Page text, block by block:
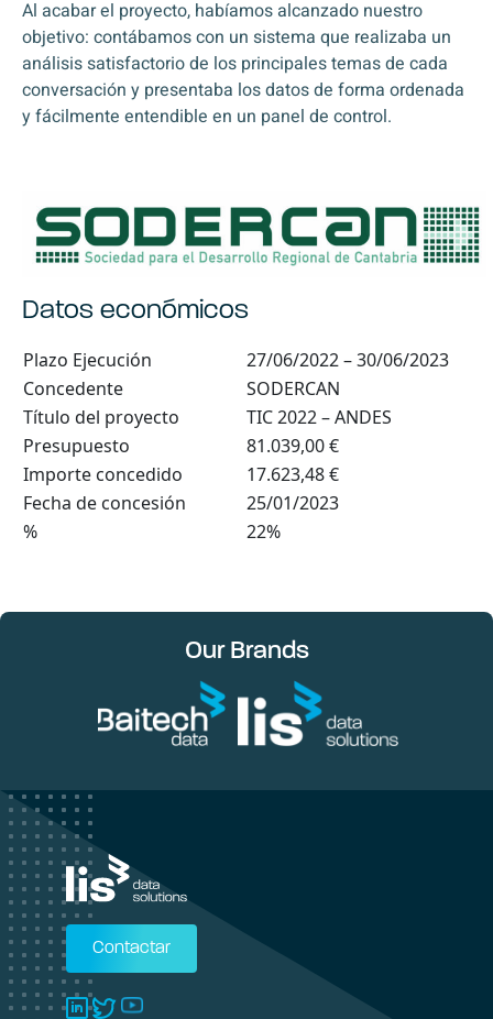
Al acabar el proyecto, habíamos alcanzado nuestro
objetivo: contábamos con un sistema que realizaba un
análisis satisfactorio de los principales temas de cada
conversación y presentaba los datos de forma ordenada
y fácilmente entendible en un panel de control.
Datos económicos
Plazo Ejecución
27/06/2022 – 30/06/2023
Concedente
SODERCAN
Título del proyecto
TIC 2022 – ANDES
Presupuesto
81.039,00 €
Importe concedido
17.623,48 €
Fecha de concesión
25/01/2023
%
22%
Our Brands
Contactar